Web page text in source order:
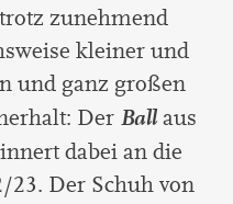
zunehmend
kleiner und
und ganz großen
Der Ball aus
dabei an die
23. Der Schuh von